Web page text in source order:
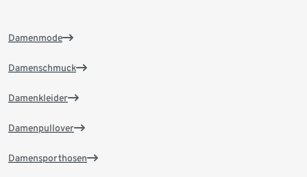
Damenmode
Damenschmuck
Damenkleider
Damenpullover
Damensporthosen